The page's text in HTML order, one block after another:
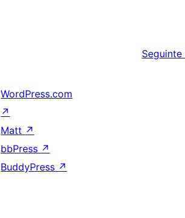
Seguinte
WordPress.com
↗
Matt ↗
bbPress ↗
BuddyPress ↗